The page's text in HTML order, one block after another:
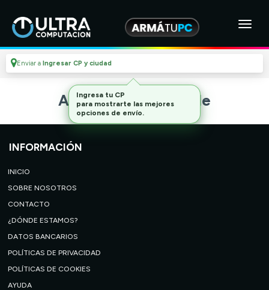
Enviar a Ingresar CP y ciudad
Artículo no disponible
INFORMACIÓN
INICIO
SOBRE NOSOTROS
CONTACTO
¿DÓNDE ESTAMOS?
DATOS BANCARIOS
POLÍTICAS DE PRIVACIDAD
POLÍTICAS DE COOKIES
AYUDA
Ingresa tu CP
para mostrarte las mejores
opciones de envío.